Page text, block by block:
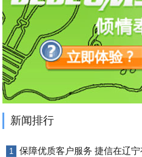
新闻排行
1 保障优质客户服务 捷信在辽